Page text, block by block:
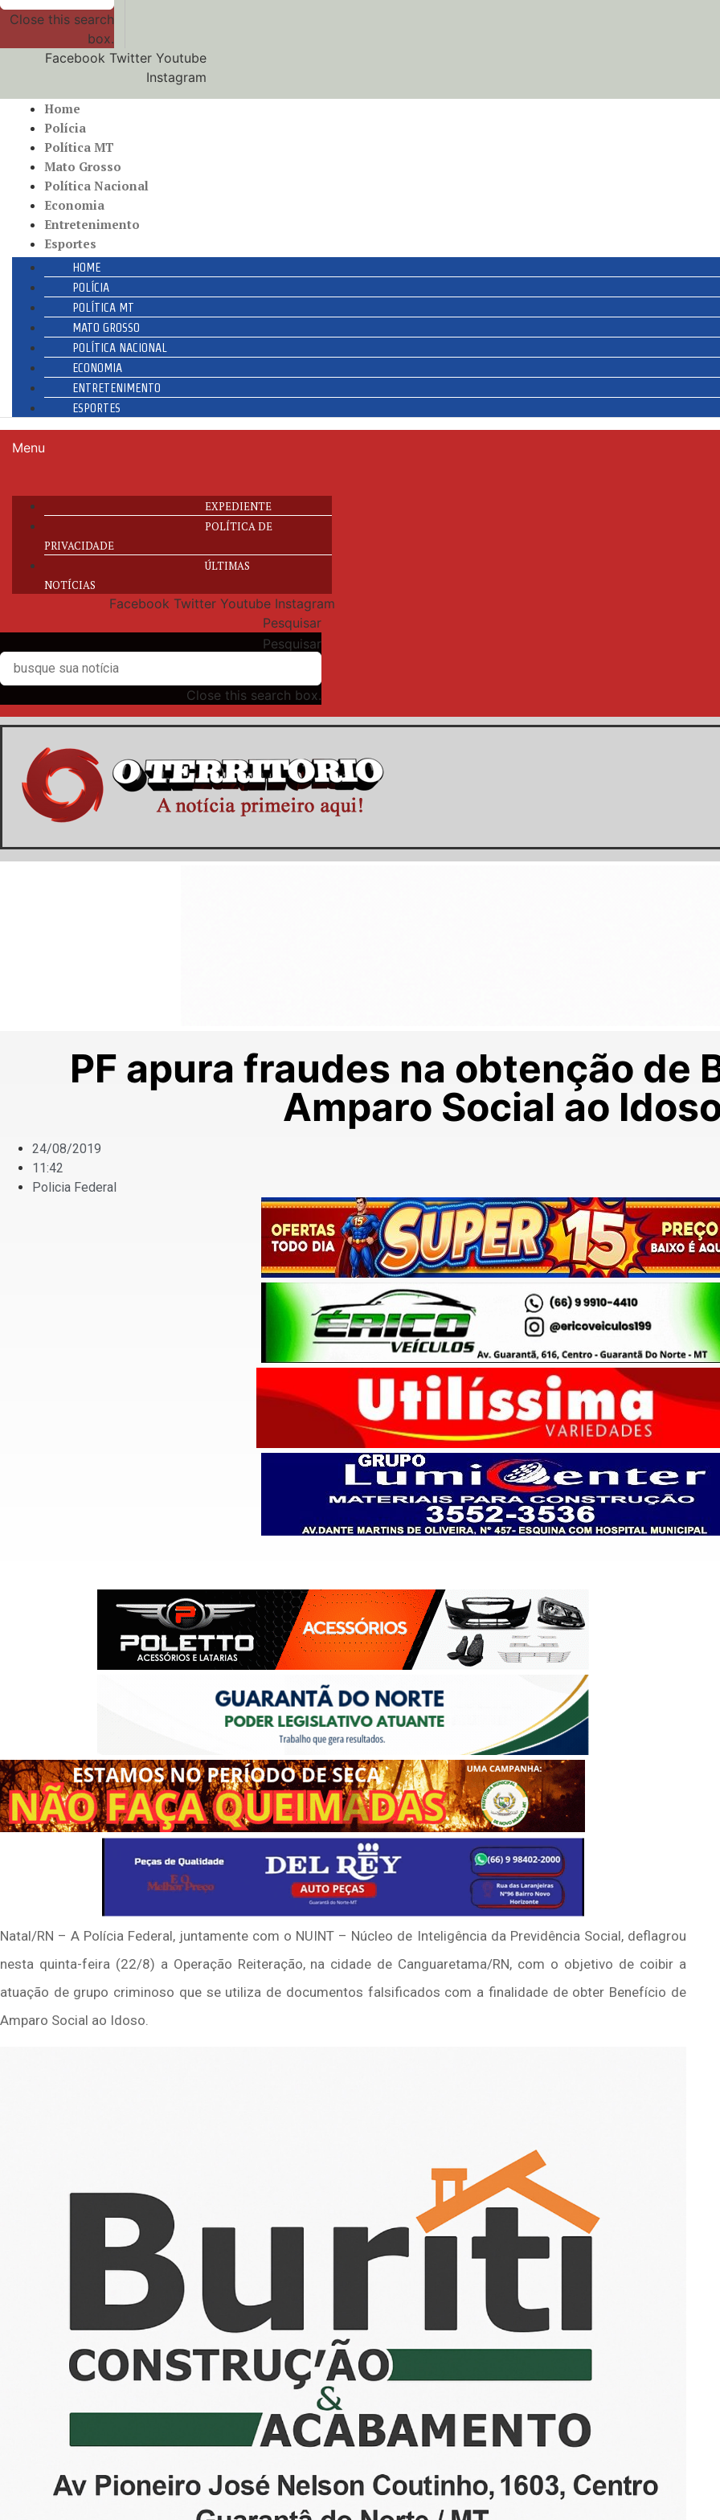
Close this search
box.
Facebook Twitter Youtube
Instagram
Home
Polícia
Política MT
Mato Grosso
Política Nacional
Economia
Entretenimento
Esportes
HOME
POLÍCIA
POLÍTICA MT
MATO GROSSO
POLÍTICA NACIONAL
ECONOMIA
ENTRETENIMENTO
ESPORTES
Menu
EXPEDIENTE
POLÍTICA DE
PRIVACIDADE
ÚLTIMAS
NOTÍCIAS
Facebook Twitter Youtube Instagram
Pesquisar
Pesquisar
Close this search box.
PF apura fraudes na obtenção de
Amparo Social ao
24/08/2019
11:42
Policia Federal
Natal/RN – A Polícia Federal, juntamente com o NUINT – Núcleo de Inteligência da Previdência Social, deflagrou
nesta quinta-feira (22/8) a Operação Reiteração, na cidade de Canguaretama/RN, com o objetivo de coibir a
atuação de grupo criminoso que se utiliza de documentos falsificados com a finalidade de obter Benefício de
Amparo Social ao Idoso.